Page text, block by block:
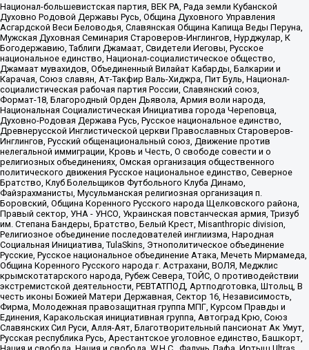
Национал-большевистская партия, ВЕК РА, Рада земли Кубанской
Духовно Родовой Державы Русь, Община Духовного Управления
Асгардской Веси Беловодья, Славянская Община Капища Веды Перуна,
Мужская Духовная Семинария Староверов-Инглингов, Нурджулар, К
Богодержавию, Таблиги Джамаат, Свидетели Иеговы, Русское
национальное единство, Национал-социалистическое общество,
Джамаат мувахидов, Объединенный Вилайат Кабарды, Балкарии и
Карачая, Союз славян, Ат-Такфир Валь-Хиджра, Пит Буль, Национал-
социалистическая рабочая партия России, Славянский союз,
Формат-18, Благородный Орден Дьявола, Армия воли народа,
Национальная Социалистическая Инициатива города Череповца,
Духовно-Родовая Держава Русь, Русское национальное единство,
Древнерусской Инглистической церкви Православных Староверов-
Инглингов, Русский общенациональный союз, Движение против
нелегальной иммиграции, Кровь и Честь, О свободе совести и о
религиозных объединениях, Омская организация общественного
политического движения Русское национальное единство, Северное
Братство, Клуб Болельщиков Футбольного Клуба Динамо,
Файзрахманисты, Мусульманская религиозная организация п.
Боровский, Община Коренного Русского народа Щелковского района,
Правый сектор, УНА - УНСО, Украинская повстанческая армия, Тризуб
им. Степана Бандеры, Братство, Белый Крест, Misanthropic division,
Религиозное объединение последователей инглиизма, Народная
Социальная Инициатива, TulaSkins, Этнополитическое объединение
Русские, Русское национальное объединение Атака, Мечеть Мирмамеда,
Община Коренного Русского народа г. Астрахани, ВОЛЯ, Меджлис
крымскотатарского народа, Рубеж Севера, ТОЙС, О противодействии
экстремистской деятельности, РЕВТАТПОД, Артподготовка, Штольц, В
честь иконы Божией Матери Державная, Сектор 16, Независимость,
Фирма, Молодежная правозащитная группа МПГ, Курсом Правды и
Единения, Каракольская инициативная группа, Автоград Крю, Союз
Славянских Сил Руси, Алля-Аят, Благотворительный пансионат Ак Умут,
Русская республика Русь, Арестантское уголовное единство, Башкорт,